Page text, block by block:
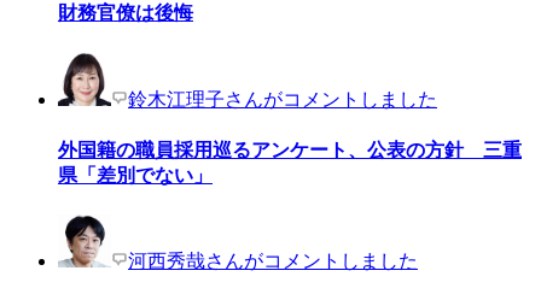
財務官僚は後悔
鈴木江理子さんがコメントしました
外国籍の職員採用巡るアンケート、公表の方針 三重
県「差別でない」
河西秀哉さんがコメントしました